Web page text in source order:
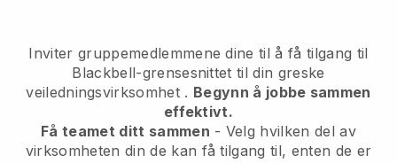
Inviter gruppemedlemmene dine til å få tilgang til
Blackbell-grensesnittet til din greske
veiledningsvirksomhet . Begynn å jobbe sammen
effektivt.
Få teamet ditt sammen - Velg hvilken del av
virksomheten din de kan få tilgang til, enten de er